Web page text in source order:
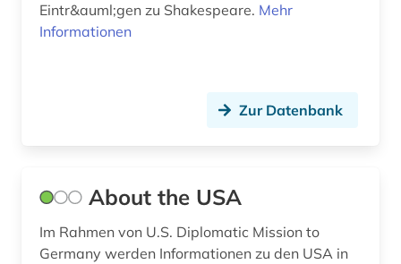
design (2)
didaktik (2)
digital humanities (3)
Eintr&auml;gen zu Shakespeare. Mehr
Informationen
Zur Datenbank
About the USA
Im Rahmen von U.S. Diplomatic Mission to
Germany werden Informationen zu den USA in